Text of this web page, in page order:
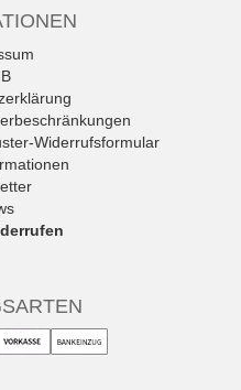
Widerrufsformular